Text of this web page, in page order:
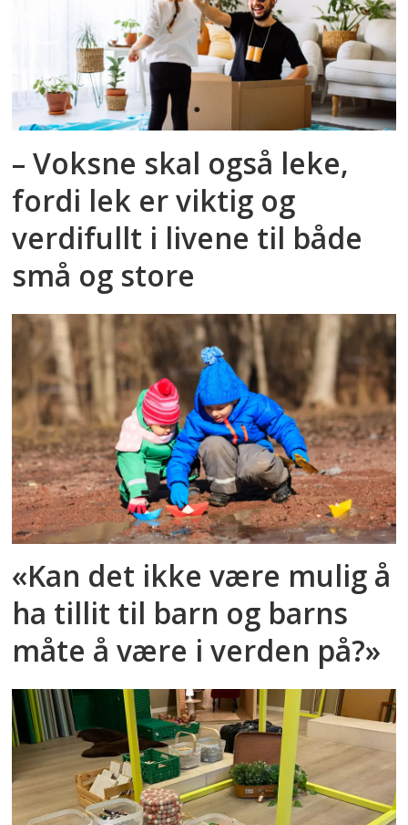
– Voksne skal også leke,
fordi lek er viktig og
verdifullt i livene til både
små og store
«Kan det ikke være mulig å
ha tillit til barn og barns
måte å være i verden på?»